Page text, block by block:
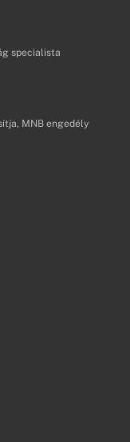
specialista
MNB engedély